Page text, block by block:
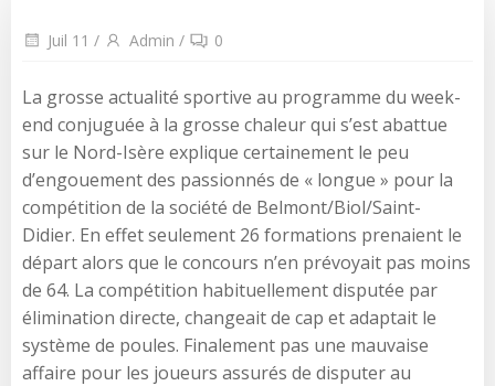
Juil 11 / Admin / 0
La grosse actualité sportive au programme du week-
end conjuguée à la grosse chaleur qui s’est abattue
sur le Nord-Isère explique certainement le peu
d’engouement des passionnés de « longue » pour la
compétition de la société de Belmont/Biol/Saint-
Didier. En effet seulement 26 formations prenaient le
départ alors que le concours n’en prévoyait pas moins
de 64. La compétition habituellement disputée par
élimination directe, changeait de cap et adaptait le
système de poules. Finalement pas une mauvaise
affaire pour les joueurs assurés de disputer au